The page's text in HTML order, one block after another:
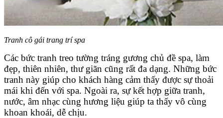
Tranh cô gái trang trí spa
Các bức tranh treo tường tráng gương chủ đề spa, làm
đẹp, thiên nhiên, thư giãn cũng rất đa dạng. Những bức
tranh này giúp cho khách hàng cảm thấy được sự thoải
mái khi đến với spa. Ngoài ra, sự kết hợp giữa tranh,
nước, âm nhạc cùng hương liệu giúp ta thấy vô cùng
khoan khoái, dễ chịu.